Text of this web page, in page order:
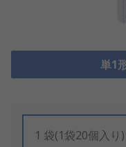
単1
1 袋(1袋20個入り